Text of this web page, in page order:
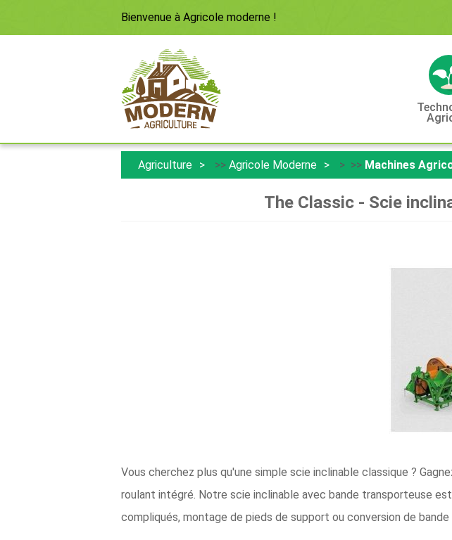
Bienvenue à Agricole moderne !
Agriculture >> Agricole Moderne > >> Machines
The Classic - Scie
Vous cherchez plus qu'une simple scie inclinable classique ?
roulant intégré. Notre scie inclinable avec bande transporteuse
compliqués, montage de pieds de support ou conversion de